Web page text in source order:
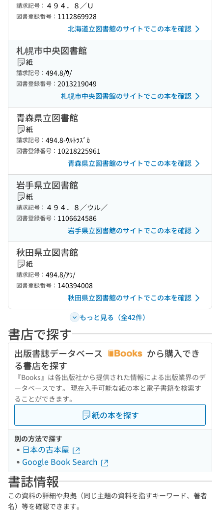
請求記号： ４９４．８／Ｕ
図書登録番号： 1112869928
北海道立図書館のサイトでこの本を確認
札幌市中央図書館
紙
請求記号： 494.8/ｳ/
図書登録番号： 2013219049
札幌市中央図書館のサイトでこの本を確認
青森県立図書館
紙
請求記号： 494.8-ｳﾙﾄﾗｽﾞｶ
図書登録番号： 10218225961
青森県立図書館のサイトでこの本を確認
岩手県立図書館
紙
請求記号： ４９４．８／ウル／
図書登録番号： 1106624586
岩手県立図書館のサイトでこの本を確認
秋田県立図書館
紙
請求記号： 494.8/ｱｳ/
図書登録番号： 140394008
秋田県立図書館のサイトでこの本を確認
もっと見る（全42件）
書店で探す
出版書誌データベース
から購入でき
る書店を探す
『Books』は各出版社から提供された情報による出版業界のデ
ータベースです。 現在入手可能な紙の本と電子書籍を検索す
ることができます。
紙の本を探す
別の方法で探す
日本の古本屋
Google Book Search
書誌情報
この資料の詳細や典拠（同じ主題の資料を指すキーワード、著者
名）等を確認できます。